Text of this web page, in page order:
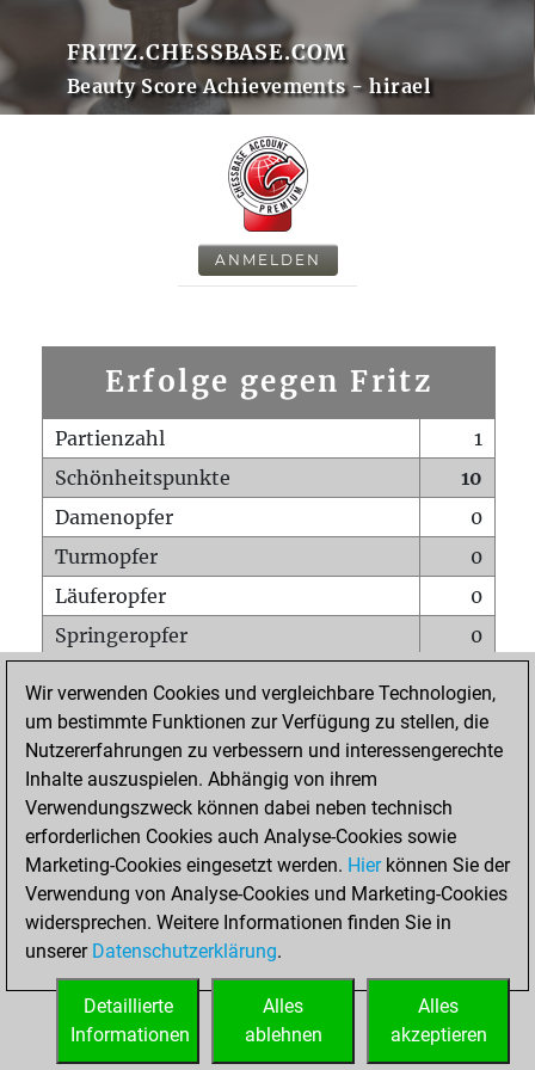
FRITZ.CHESSBASE.COM
Beauty Score Achievements - hirael
ANMELDEN
Erfolge gegen Fritz
Partienzahl
1
Schönheitspunkte
10
Damenopfer
0
Turmopfer
0
Läuferopfer
0
Springeropfer
0
Matt auf vollem Brett
0
Bauer setzt Matt
0
Erstickte Matts
Unterverwandlungen
Türme auf der siebten
1
STARTSEITE
Wir verwenden Cookies und vergleichbare Technologien,
um bestimmte Funktionen zur Verfügung zu stellen, die
Nutzererfahrungen zu verbessern und interessengerechte
Inhalte auszuspielen. Abhängig von ihrem
Verwendungszweck können dabei neben technisch
erforderlichen Cookies auch Analyse-Cookies sowie
Marketing-Cookies eingesetzt werden. Hierkönnen Sie der
Verwendung von Analyse-Cookies und Marketing-Cookies
widersprechen. Weitere Informationen finden Sie in
unserer Datenschutzerklärung.
Alles
akzeptieren
Alles
ablehnen
Detaillierte
Informationen